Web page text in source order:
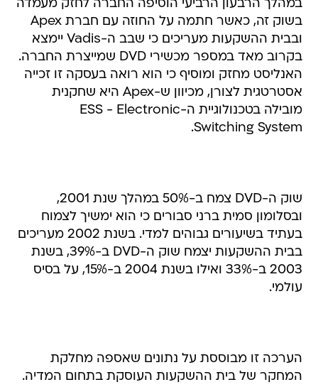
במהלך הרבעון הרביעי הוסיפה החברה לחזק מעמדה
בשוק זה, כאשר חתמה על החוזה עם חברת Apex
ובבית ההשקעות מעריכים כי שבב ה-Vadis יימצא
בקרוב מאד במספר מכשירי DVD שמייצרת החברה.
האנליסט מחזק ומוסיף כי הוא רואה בעסקה זו זכייה
אסטרטגית לצורן, מכיוון ש-Apex היא שחקנית
מובילה בטכנולוגיית ה-ESS - Electronic
Switching System.
שוק ה-DVD צמח ב-50% במהלך שנת 2001,
ובסלומון סמית ברני סבורים כי הוא ימשיך לצמוח
בעתיד בשיעורים גבוהים למדי. בשנת 2002 מעריכים
בבית ההשקעות יצמח שוק ה-DVD ב-39%, בשנת
2003 ב-33% ואילו בשנת 2004 ב-15%, על בסיס
עולמי.
הערכה זו מבוססת על נתונים שאספה מחלקת
המחקר של בית ההשקעות העוסקת בתחום המדיה.